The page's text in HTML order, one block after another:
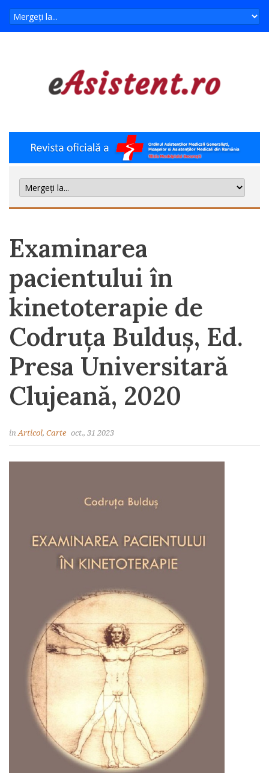
Examinarea
pacientului în
kinetoterapie de
Codruța Bulduș, Ed.
Presa Universitară
Clujeană, 2020
inArticol, Carte oct., 31 2023